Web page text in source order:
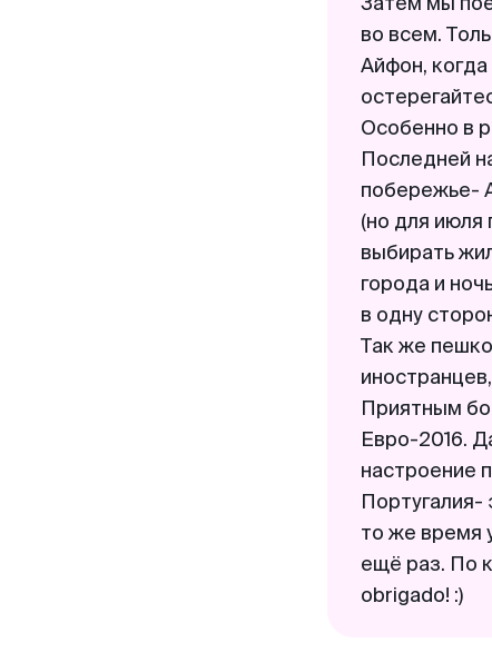
во всем.
Айфон,
Особенно в
Последней
побережье-
(но для июля
выбирать
города и
в одну
Так же
Приятным
Евро-2016.
настроение
Португалия-
то же время
ещё раз. По
obrigado! :)